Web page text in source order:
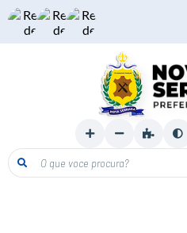
O que voce procura?